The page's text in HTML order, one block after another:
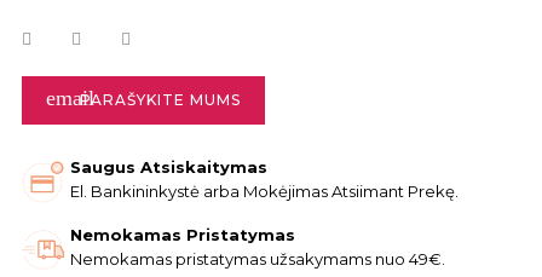
emailPARAŠYKITE MUMS
Saugus Atsiskaitymas
El. Bankininkystė arba Mokėjimas Atsiimant Prekę.
Nemokamas Pristatymas
Nemokamas pristatymas užsakymams nuo 49€.